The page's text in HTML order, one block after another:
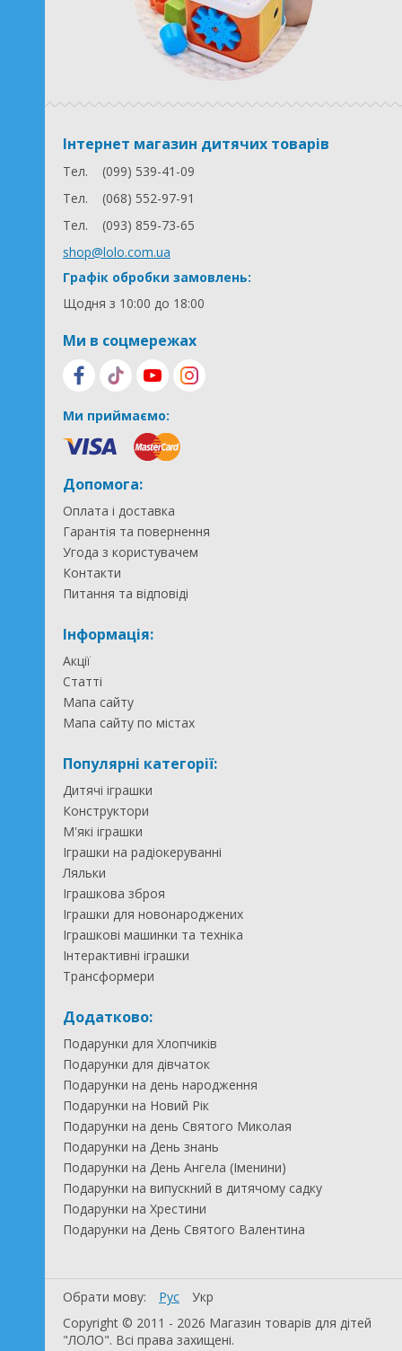
Інтернет магазин дитячих товарів
Тел.
(099) 539-41-09
Тел.
(068) 552-97-91
Тел.
(093) 859-73-65
shop@lolo.com.ua
Графік обробки замовлень:
Щодня з 10:00 до 18:00
Ми в соцмережах
Ми приймаємо:
Допомога:
Оплата і доставка
Гарантія та повернення
Угода з користувачем
Контакти
Питання та відповіді
Інформація:
Акції
Статті
Мапа сайту
Мапа сайту по містах
Популярні категорії:
Дитячі іграшки
Конструктори
М'які іграшки
Іграшки на радіокеруванні
Ляльки
Іграшкова зброя
Іграшки для новонароджених
Іграшкові машинки та техніка
Інтерактивні іграшки
Трансформери
Додатково:
Подарунки для Хлопчиків
Подарунки для дівчаток
Подарунки на день народження
Подарунки на Новий Рік
Подарунки на день Святого Миколая
Подарунки на День знань
Подарунки на День Ангела (Іменини)
Подарунки на випускний в дитячому садку
Подарунки на Хрестини
Подарунки на День Святого Валентина
Обрати мову: Рус
Укр
Copyright © 2011 - 2026 Магазин товарів для дітей
"ЛОЛО". Всі права захищені.